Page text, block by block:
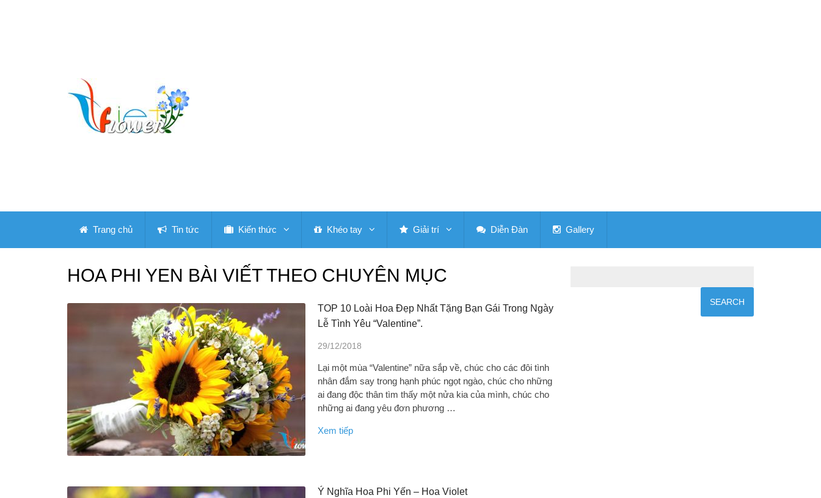
Trang chủ Tin tức Kiến thức Khéo tay Giải trí Diễn Đàn Gallery
HOA PHI YEN BÀI VIẾT THEO CHUYÊN MỤC
TOP 10 Loài Hoa Đẹp Nhất Tặng Bạn Gái Trong Ngày
Lễ Tình Yêu “Valentine”.
29/12/2018
Lại một mùa “Valentine” nữa sắp về, chúc cho các đôi tình
nhân đắm say trong hạnh phúc ngọt ngào, chúc cho những
ai đang độc thân tìm thấy một nửa kia của mình, chúc cho
những ai đang yêu đơn phương …
Xem tiếp
Ý Nghĩa Hoa Phi Yến – Hoa Violet